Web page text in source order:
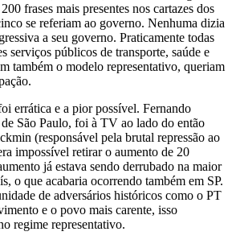
frases mais presentes nos cartazes dos
se referiam ao governo. Nenhuma dizia
a seu governo. Praticamente todas
serviços públicos de transporte, saúde e
também o modelo representativo, queriam
errática e a pior possível. Fernando
São Paulo, foi à TV ao lado do então
(responsável pela brutal repressão ao
impossível retirar o aumento de 20
já estava sendo derrubado na maior
o que acabaria ocorrendo também em SP.
de adversários históricos como o PT
e o povo mais carente, isso
regime representativo.